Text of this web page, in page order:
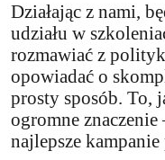
Działając z nami,
udziału w
rozmawiać z
opowiadać o
prosty sposób. To,
ogromne
najlepsze kampanie